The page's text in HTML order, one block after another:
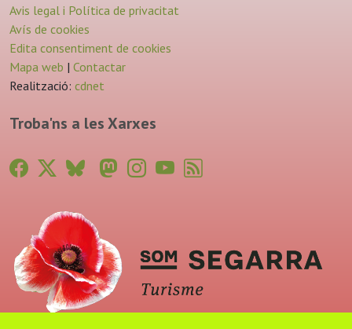
Avis legal i Política de privacitat
Avís de cookies
Edita consentiment de cookies
Mapa web | Contactar
Realització: cdnet
Troba'ns a les Xarxes